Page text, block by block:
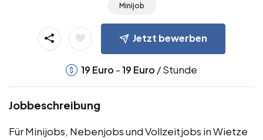
Minijob
Jetzt bewerben
19 Euro -19 Euro / Stunde
Jobbeschreibung
Für Minijobs, Nebenjobs und Vollzeitjobs in Wietze